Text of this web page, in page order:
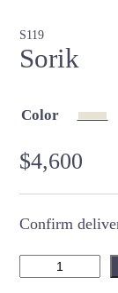
S119
Sorik
Color
$4,600
Confirm